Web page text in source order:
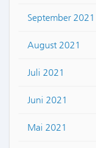
September 2021
August 2021
Juli 2021
Juni 2021
Mai 2021